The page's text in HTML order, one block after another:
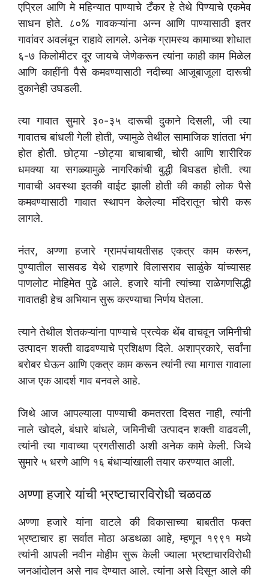
एप्रिल आणि मे महिन्यात पाण्याचे टँकर हे तेथे पिण्याचे एकमेव
साधन होते. ८०% गावकऱ्यांना अन्न आणि पाण्यासाठी इतर
गावांवर अवलंबून राहावे लागले. अनेक ग्रामस्थ कामाच्या शोधात
६-७ किलोमीटर दूर जायचे जेणेकरून त्यांना काही काम मिळेल
आणि काहींनी पैसे कमवण्यासाठी नदीच्या आजूबाजूला दारूची
दुकानेही उघडली.
त्या गावात सुमारे ३०-३५ दारूची दुकाने दिसली, जी त्या
गावातच बांधली गेली होती, ज्यामुळे तेथील सामाजिक शांतता भंग
होत होती. छोट्या -छोट्या बाचाबाची, चोरी आणि शारीरिक
धमक्या या सगळ्यामुळे नागरिकांची बुद्धी बिघडत होती. त्या
गावाची अवस्था इतकी वाईट झाली होती की काही लोक पैसे
कमवण्यासाठी गावात स्थापन केलेल्या मंदिरातून चोरी करू
लागले.
नंतर, अण्णा हजारे ग्रामपंचायतीसह एकत्र काम करून,
पुण्यातील सासवड येथे राहणारे विलासराव साळुंके यांच्यासह
पाणलोट मोहिमेत पुढे आले. हजारे यांनी त्यांच्या राळेगणसिद्धी
गावातही हेच अभियान सुरू करण्याचा निर्णय घेतला.
त्याने तेथील शेतकऱ्यांना पाण्याचे प्रत्येक थेंब वाचवून जमिनीची
उत्पादन शक्ती वाढवण्याचे प्रशिक्षण दिले. अशाप्रकारे, सर्वांना
बरोबर घेऊन आणि एकत्र काम करून त्यांनी त्या मागास गावाला
आज एक आदर्श गाव बनवले आहे.
जिथे आज आपल्याला पाण्याची कमतरता दिसत नाही, त्यांनी
नाले खोदले, बंधारे बांधले, जमिनीची उत्पादन शक्ती वाढवली,
त्यांनी त्या गावाच्या प्रगतीसाठी अशी अनेक कामे केली. जिथे
सुमारे ५ धरणे आणि १६ बंधाऱ्यांखाली तयार करण्यात आली.
अण्णा हजारे यांची भ्रष्टाचारविरोधी चळवळ
अण्णा हजारे यांना वाटले की विकासाच्या बाबतीत फक्त
भ्रष्टाचार हा सर्वात मोठा अडथळा आहे, म्हणून १९९१ मध्ये
त्यांनी आपली नवीन मोहीम सुरू केली ज्याला भ्रष्टाचारविरोधी
जनआंदोलन असे नाव देण्यात आले. त्यांना असे दिसून आले की